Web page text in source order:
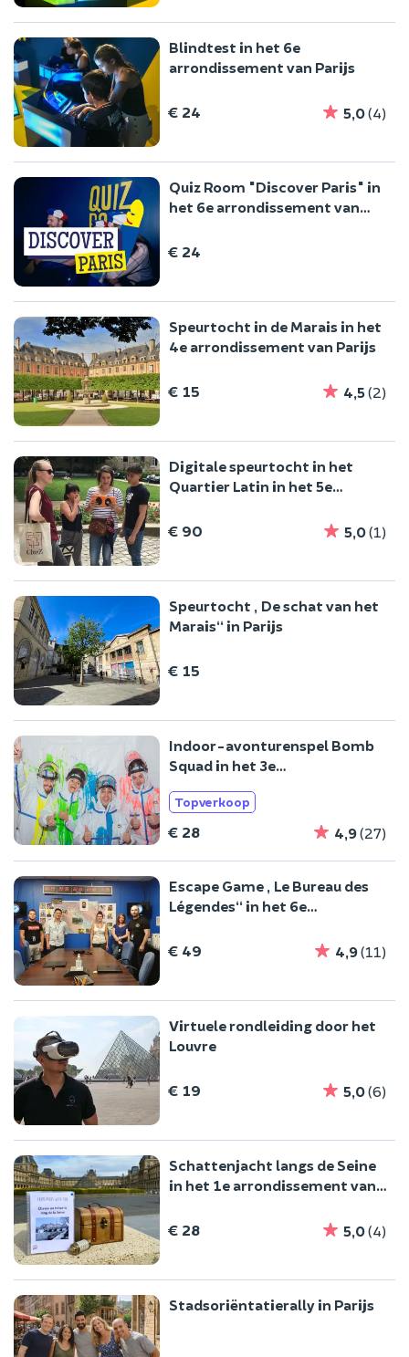
Blindtest in het 6e
arrondissement van Parijs
€ 24 5,0(4)
Quiz Room "Discover Paris" in
het 6e arrondissement van
€ 24
Speurtocht in de Marais in het
4e arrondissement van Parijs
€ 15 4,5(2)
Digitale speurtocht in het
Quartier Latin in het 5e
€ 90 5,0(1)
Speurtocht „De schat van het
Marais“ in Parijs
€ 15
Indoor-avonturenspel Bomb
Squad in het 3e
Topverkoop
€ 28 4,9(27)
Escape Game „Le Bureau des
Légendes“ in het 6e
€ 49 4,9(11)
Virtuele rondleiding door het
Louvre
€ 19 5,0(6)
Schattenjacht langs de Seine
in het 1e arrondissement van
€ 28 5,0(4)
Stadsoriëntatierally in Parijs